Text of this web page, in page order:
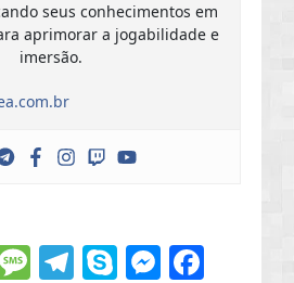
seus conhecimentos em
aprimorar a jogabilidade e
imersão.
Message
Telegram
Skype